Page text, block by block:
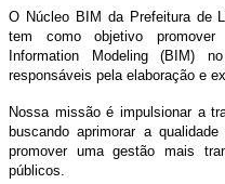
O Núcleo BIM da Prefeitura de
tem como objetivo
Information Modeling (BIM)
responsáveis pela elaboração e
Nossa missão é impulsionar a
buscando aprimorar a
promover uma gestão mais
públicos.